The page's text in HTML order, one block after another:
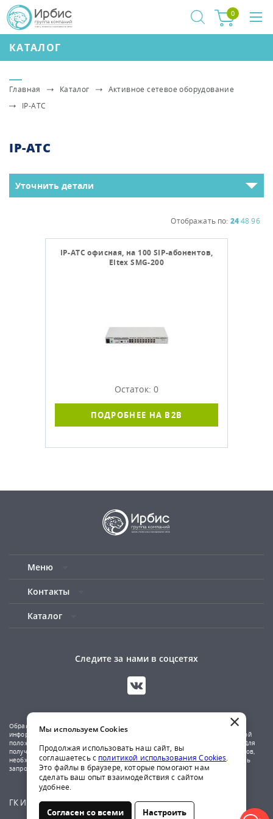
КАТАЛОГ
0
Главная Каталог
Активное сетевое оборудование
IP-АТС
Уточнить детали
IP-АТС
Отображать по: 2448 96
IP-АТС офисная, на 100 SIP-абонентов,
Eltex SMG-200
Остаток: 0
ПОДРОБНЕЕ НА B2B
Меню
Контакты
Каталог
Следите за нами в соцсетях
Обращаем ваше внимание на то, что данный сайт носит исключительно
информационный характер и не является публичной офертой, определяемой
положениями Статьи 437(2) Гражданского кодекса Российской Федерации. Для
получения подробной информации о наличии и стоимости указанных товаров,
необходимо обратиться к менеджерам компании по телефону или отправить
запрос на почтовый адрес указанный в контактах.
ГК Ирбис © 2009-2026
×
Мы используем Cookies
Продолжая использовать наш сайт, вы
соглашаетесь с политикой использования Cookies.
Это файлы в браузере, которые помогают нам
сделать ваш опыт взаимодействия с сайтом
удобнее.
Согласен со всеми Настроить